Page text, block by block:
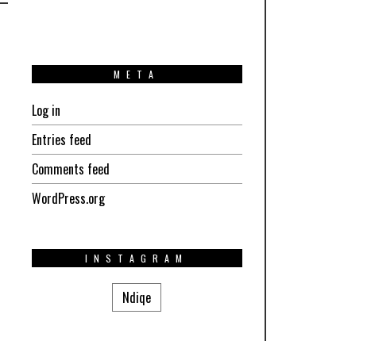
META
Log in
Entries feed
Comments feed
WordPress.org
INSTAGRAM
Ndiqe